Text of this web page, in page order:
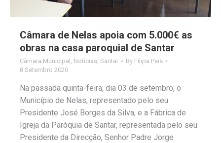
Câmara de Nelas apoia com 5.000€ as
obras na casa paroquial de Santar
Câmara Municipal , Notícias, Santar By Filipa Pais
8 Setembro 2020
Na passada quinta-feira, dia 03 de setembro, o
Município de Nelas, representado pelo seu
Presidente José Borges da Silva, e a Fábrica de
Igreja da Paróquia de Santar, representada pelo seu
Presidente da Direcção, Senhor Padre Jorge